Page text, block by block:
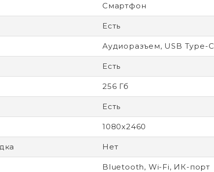
Смартфон
Есть
Аудиоразъем, USB Type-C
Есть
256 Гб
Есть
1080x2460
Нет
Bluetooth, Wi-Fi, ИК-порт